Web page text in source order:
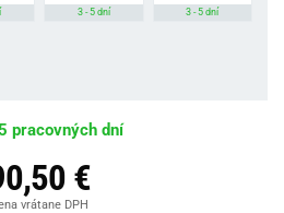
3 - 5 dní 3 - 5 dní
pracovných dní
€
vrátane DPH